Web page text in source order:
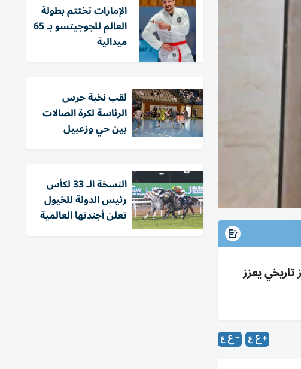
2025-2026 بعد الفوز على بارتيزان 83-81.. إنجاز تاريخي يعزز
الإمارات تختتم بطولة
العالم للجوجيتسو بـ 65
ميدالية
لقب نخبة حرس
الرئاسة لكرة الصالات
بين حي وزعبيل
النسخة الـ 33 لكأس
رئيس الدولة للخيول
تعلن أجندتها العالمية